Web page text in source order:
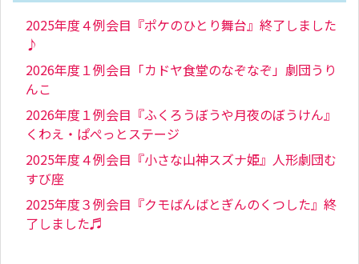
2025年度４例会目『ポケのひとり舞台』終了しました
♪
2026年度１例会目「カドヤ食堂のなぞなぞ」劇団うり
んこ
2026年度１例会目『ふくろうぼうや月夜のぼうけん』
くわえ・ぱぺっとステージ
2025年度４例会目『小さな山神スズナ姫』人形劇団む
すび座
2025年度３例会目『クモばんばとぎんのくつした』終
了しました♬